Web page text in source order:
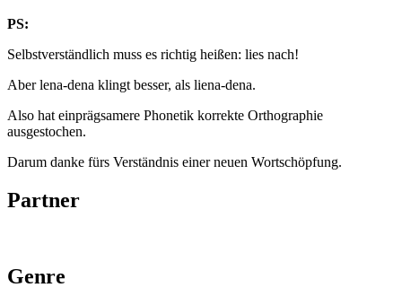
PS:
Selbstverständlich muss es richtig heißen: lies nach!
Aber lena-dena klingt besser, als liena-dena.
Also hat einprägsamere Phonetik korrekte Orthographie
ausgestochen.
Darum danke fürs Verständnis einer neuen Wortschöpfung.
Partner
Genre